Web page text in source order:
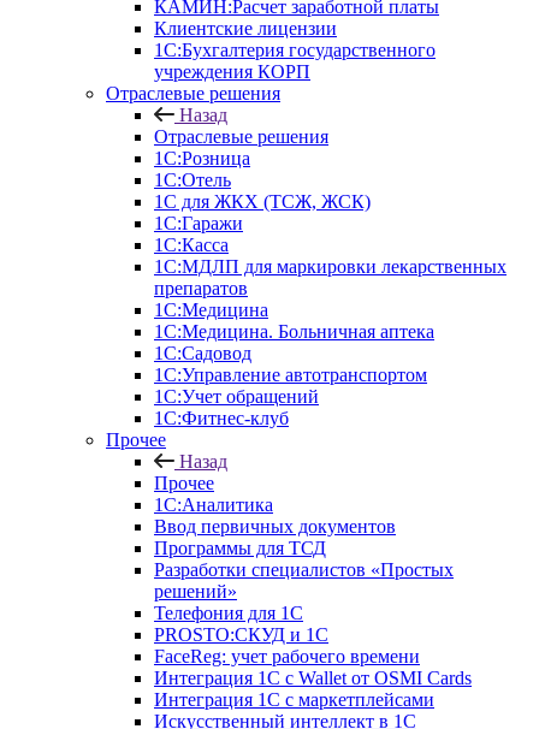
КАМИН:Расчет заработной платы
Клиентские лицензии
1С:Бухгалтерия государственного
учреждения КОРП
Отраслевые решения
Назад
Отраслевые решения
1С:Розница
1С:Отель
1С для ЖКХ (ТСЖ, ЖСК)
1С:Гаражи
1С:Касса
1С:МДЛП для маркировки лекарственных
препаратов
1С:Медицина
1С:Медицина. Больничная аптека
1С:Садовод
1С:Управление автотранспортом
1С:Учет обращений
1С:Фитнес-клуб
Прочее
Назад
Прочее
1С:Аналитика
Ввод первичных документов
Программы для ТСД
Разработки специалистов «Простых
решений»
Телефония для 1С
PROSTO:СКУД и 1С
FaceReg: учет рабочего времени
Интеграция 1С с Wallet от OSMI Cards
Интеграция 1С с маркетплейсами
Искусственный интеллект в 1С